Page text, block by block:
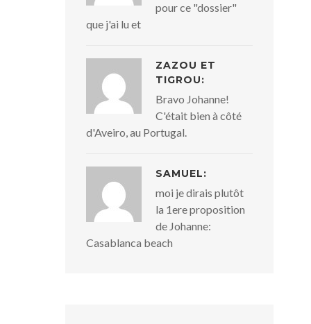
pour ce "dossier"
que j'ai lu et
ZAZOU ET
TIGROU:
Bravo Johanne!
C'était bien à côté
d'Aveiro, au Portugal.
SAMUEL:
moi je dirais plutôt
la 1ere proposition
de Johanne:
Casablanca beach